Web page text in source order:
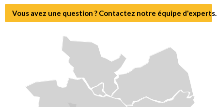
Vous avez une question ? Contactez notre équipe d'experts.